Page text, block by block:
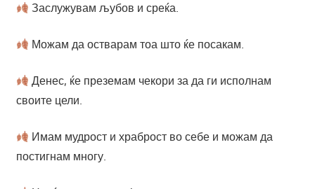
Заслужувам љубов и среќа.
Можам да остварам тоа што ќе посакам.
Денес, ќе преземам чекори за да ги исполнам
своите цели.
Имам мудрост и храброст во себе и можам да
постигнам многу.